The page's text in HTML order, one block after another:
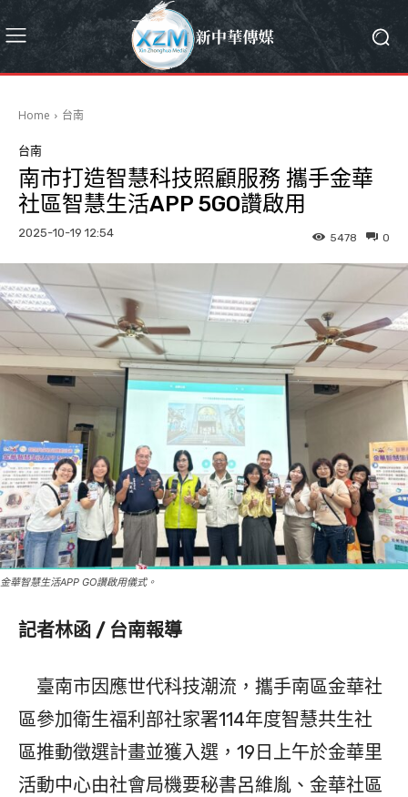
Home 台南
台南
南市打造智慧科技照顧服務 攜手金華
社區智慧生活APP 5GO讚啟用
2025-10-19 12:54 0
5478
金華智慧生活APP GO讚啟用儀式。
記者林函 / 台南報導
臺南市因應世代科技潮流，攜手南區金華社
區參加衛生福利部社家署114年度智慧共生社
區推動徵選計畫並獲入選，19日上午於金華里
活動中心由社會局機要秘書呂維胤、金華社區